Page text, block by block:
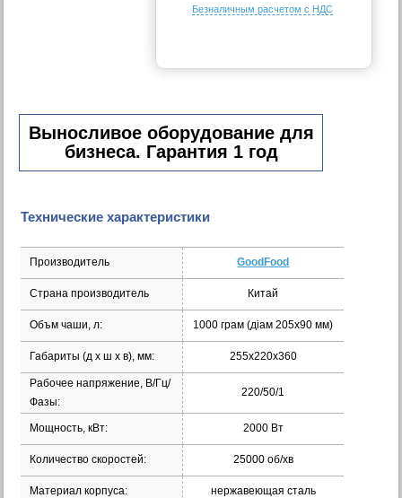
Безналичным расчетом с НДС
Выносливое оборудование для
бизнеса. Гарантия 1 год
Технические характеристики
Производитель GoodFood
Страна производитель Китай
Объм чаши, л: 1000 грам (діам 205х90 мм)
Габариты (д х ш х в), мм: 255х220х360
Рабочее напряжение, В/Гц/
Фазы:
220/50/1
Мощность, кВт: 2000 Вт
Количество скоростей: 25000 об/хв
Материал корпуса: нержавеющая сталь